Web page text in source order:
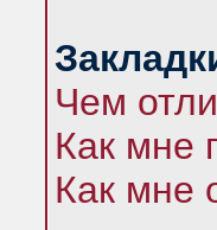
Чем
Как мне
Как мне